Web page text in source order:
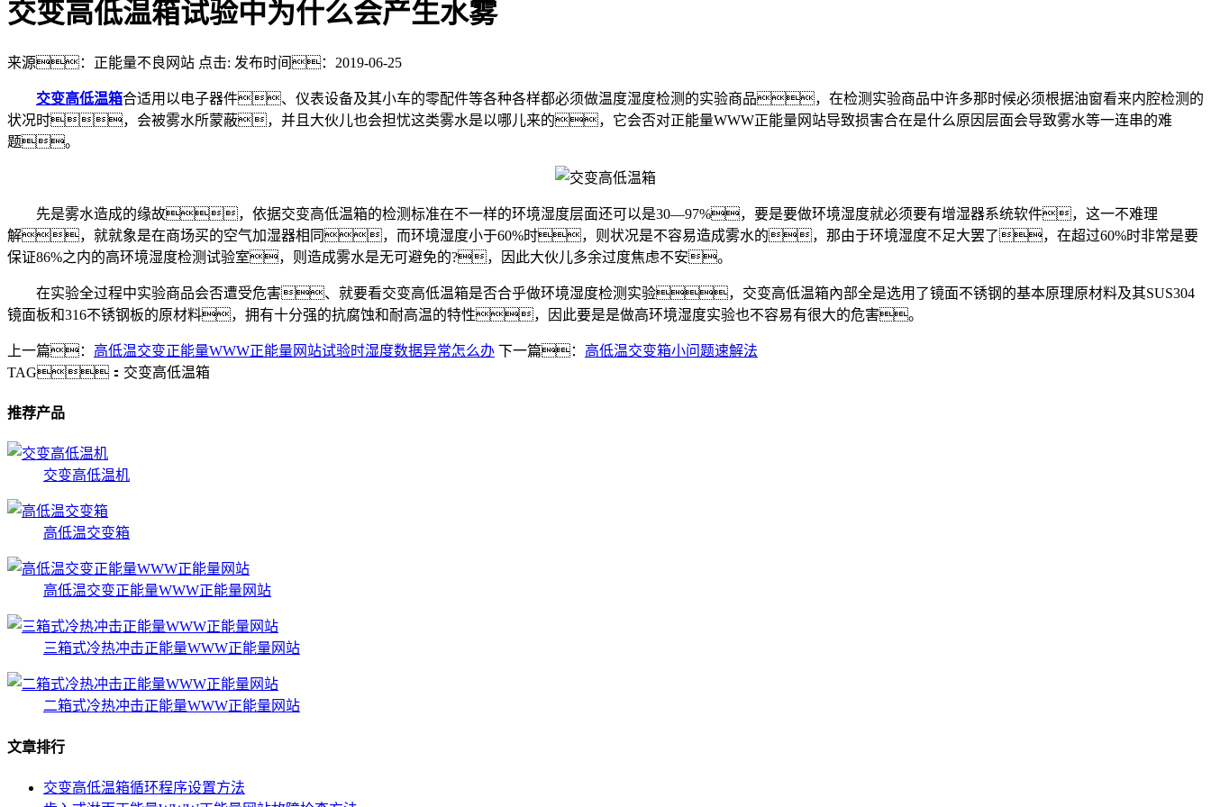
交变高低温箱试验中为什么会产生水雾
来源：正能量不良网站 点击: 发布时间：2019-06-25
交变高低温箱合适用以电子器件、仪表设备及其小车的零配件等各种各样都必须做温度湿度检测的实验商品，在检测实验商品中许多那时候必须根据油窗看来内腔检测的
状况时，会被雾水所蒙蔽，并且大伙儿也会担忧这类雾水是以哪儿来的，它会否对正能量WWW正能量网站导致损害合在是什么原因层面会导致雾水等一连串的难
题。
先是雾水造成的缘故，依据交变高低温箱的检测标准在不一样的环境湿度层面还可以是30—97%，要是要做环境湿度就必须要有增湿器系统软件，这一不难理
解，就就象是在商场买的空气加湿器相同，而环境湿度小于60%时，则状况是不容易造成雾水的，那由于环境湿度不足大罢了，在超过60%时非常是要
保证86%之内的高环境湿度检测试验室，则造成雾水是无可避免的?，因此大伙儿多余过度焦虑不安。
在实验全过程中实验商品会否遭受危害、就要看交变高低温箱是否合乎做环境湿度检测实验，交变高低温箱內部全是选用了镜面不锈钢的基本原理原材料及其SUS304
镜面板和316不锈钢板的原材料，拥有十分强的抗腐蚀和耐高温的特性，因此要是是做高环境湿度实验也不容易有很大的危害。
上一篇： 高低温交变正能量WWW正能量网站试验时湿度数据异常怎么办 下一篇： 高低温交变箱小问题速解法
TAG： 交变高低温箱
推荐产品
交变高低温机
高低温交变箱
高低温交变正能量WWW正能量网站
三箱式冷热冲击正能量WWW正能量网站
二箱式冷热冲击正能量WWW正能量网站
文章排行
交变高低温箱循环程序设置方法